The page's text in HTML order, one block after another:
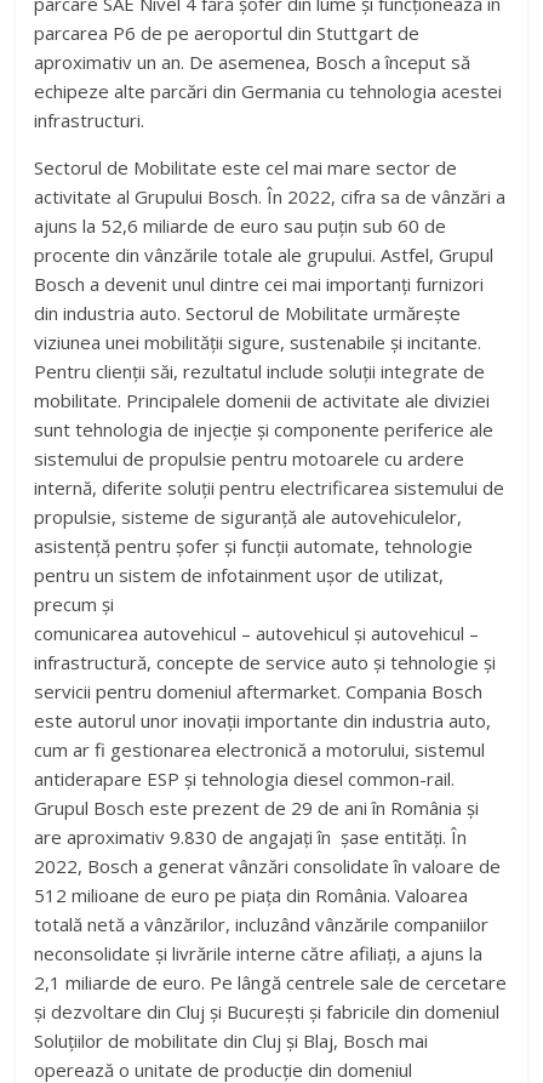
parcarea P6 de pe aeroportul din Stuttgart de
aproximativ un an. De asemenea, Bosch a început să
echipeze alte parcări din Germania cu tehnologia acestei
infrastructuri.
Sectorul de Mobilitate este cel mai mare sector de
activitate al Grupului Bosch. În 2022, cifra sa de vânzări a
ajuns la 52,6 miliarde de euro sau puțin sub 60 de
procente din vânzările totale ale grupului. Astfel, Grupul
Bosch a devenit unul dintre cei mai importanți furnizori
din industria auto. Sectorul de Mobilitate urmărește
viziunea unei mobilității sigure, sustenabile și incitante.
Pentru clienții săi, rezultatul include soluții integrate de
mobilitate. Principalele domenii de activitate ale diviziei
sunt tehnologia de injecție și componente periferice ale
sistemului de propulsie pentru motoarele cu ardere
internă, diferite soluții pentru electrificarea sistemului de
propulsie, sisteme de siguranță ale autovehiculelor,
asistență pentru șofer și funcții automate, tehnologie
pentru un sistem de infotainment ușor de utilizat,
precum și
comunicarea autovehicul – autovehicul și autovehicul –
infrastructură, concepte de service auto și tehnologie și
servicii pentru domeniul aftermarket. Compania Bosch
este autorul unor inovații importante din industria auto,
cum ar fi gestionarea electronică a motorului, sistemul
antiderapare ESP și tehnologia diesel common-rail.
Grupul Bosch este prezent de 29 de ani în România și
are aproximativ 9.830 de angajați în șase entități. În
2022, Bosch a generat vânzări consolidate în valoare de
512 milioane de euro pe piața din România. Valoarea
totală netă a vânzărilor, incluzând vânzările companiilor
neconsolidate și livrările interne către afiliați, a ajuns la
2,1 miliarde de euro. Pe lângă centrele sale de cercetare
și dezvoltare din Cluj și București și fabricile din domeniul
Soluțiilor de mobilitate din Cluj și Blaj, Bosch mai
operează o unitate de producție din domeniul